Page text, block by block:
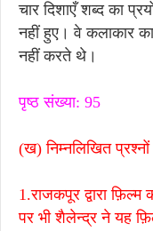
चार दिशाएँ शब्द का
नहीं हुए। वे कलाकार
नहीं करते थे।
पृष्ठ संख्या: 95
(ख) निम्नलिखित
1.राजकपूर द्वारा
पर भी शैलेन्द्र ने यह